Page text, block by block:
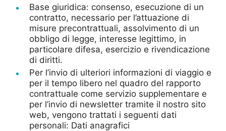
Base giuridica: consenso, esecuzione di un
contratto, necessario per l’attuazione di
misure precontrattuali, assolvimento di un
obbligo di legge, interesse legittimo, in
particolare difesa, esercizio e rivendicazione
di diritti.
Per l’invio di ulteriori informazioni di viaggio e
per il tempo libero nel quadro del rapporto
contrattuale come servizio supplementare e
per l’invio di newsletter tramite il nostro sito
web, vengono trattati i seguenti dati
personali: Dati anagrafici